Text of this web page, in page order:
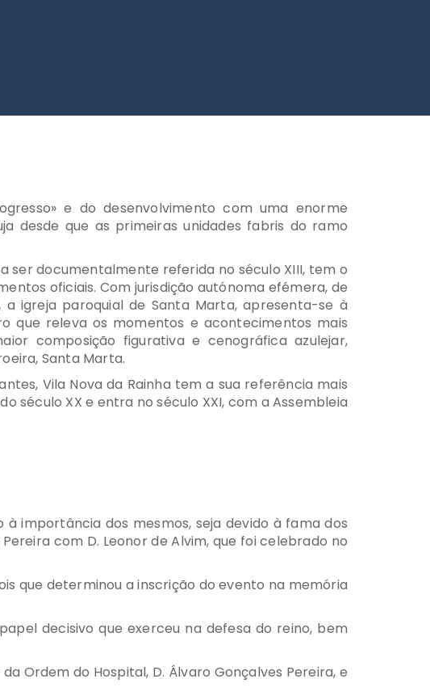
e do desenvolvimento com uma enorme
desde que as primeiras unidades fabris do ramo
ser documentalmente referida no século XIII, tem o
oficiais. Com jurisdição autónoma efémera, de
a igreja paroquial de Santa Marta, apresenta-se à
que releva os momentos e acontecimentos mais
composição figurativa e cenográfica azulejar,
Santa Marta.
Vila Nova da Rainha tem a sua referência mais
século XX e entra no século XXI, com a Assembleia
importância dos mesmos, seja devido à fama dos
com D. Leonor de Alvim, que foi celebrado no
que determinou a inscrição do evento na memória
decisivo que exerceu na defesa do reino, bem
Ordem do Hospital, D. Álvaro Gonçalves Pereira, e